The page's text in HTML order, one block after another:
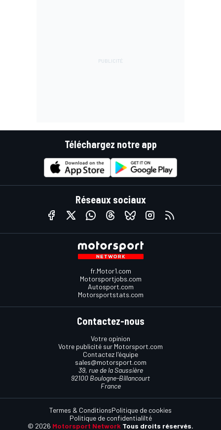
Téléchargez notre app
Réseaux sociaux
fr.Motor1.com
Motorsportjobs.com
Autosport.com
Motorsportstats.com
Contactez-nous
Votre opinion
Votre publicité sur Motorsport.com
Contactez l'équipe
sales@motorsport.com
39, rue de la Saussière
92100 Boulogne-Billancourt
France
© 2026 Motorsport Network Tous droits réservés.
Termes & ConditionsPolitique de cookies
Politique de confidentialilté